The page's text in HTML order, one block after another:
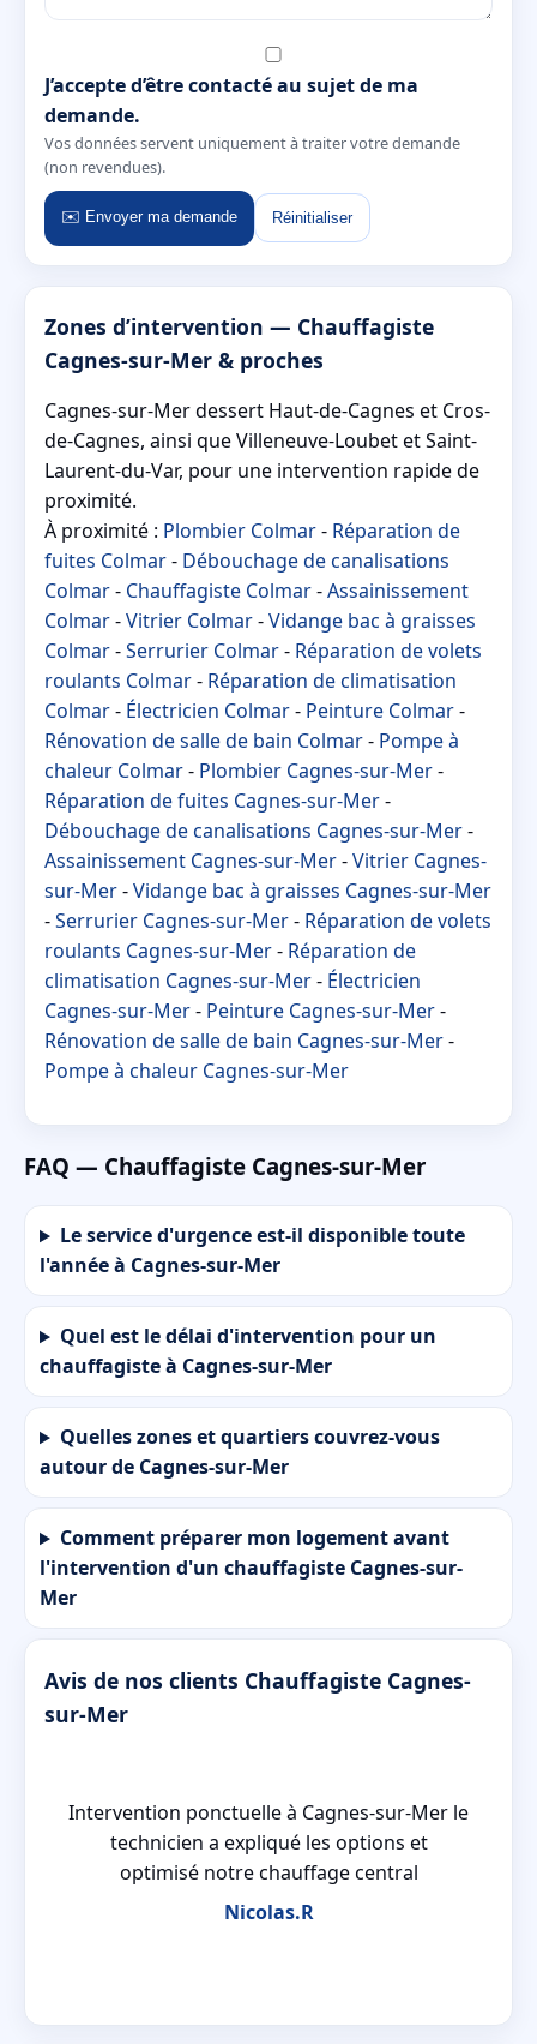
J’accepte d’être contacté au sujet de ma
demande.
Vos données servent uniquement à traiter votre demande
(non revendues).
✉️ Envoyer ma demande Réinitialiser
Zones d’intervention — Chauffagiste
Cagnes-sur-Mer & proches
Cagnes-sur-Mer dessert Haut-de-Cagnes et Cros-
de-Cagnes, ainsi que Villeneuve-Loubet et Saint-
Laurent-du-Var, pour une intervention rapide de
proximité.
À proximité : Plombier Colmar- Réparation de
fuites Colmar- Débouchage de canalisations
Colmar- Chauffagiste Colmar-Assainissement
Colmar-Vitrier Colmar-Vidange bac à graisses
Colmar-Serrurier Colmar- Réparation de volets
roulants Colmar- Réparation de climatisation
Colmar- Électricien Colmar- Peinture Colmar-
Rénovation de salle de bain Colmar- Pompe à
chaleur Colmar- Plombier Cagnes-sur-Mer-
Réparation de fuites Cagnes-sur-Mer-
Débouchage de canalisations Cagnes-sur-Mer-
Assainissement Cagnes-sur-Mer-Vitrier Cagnes-
sur-Mer-Vidange bac à graisses Cagnes-sur-Mer
-Serrurier Cagnes-sur-Mer- Réparation de volets
roulants Cagnes-sur-Mer- Réparation de
climatisation Cagnes-sur-Mer- Électricien
Cagnes-sur-Mer- Peinture Cagnes-sur-Mer-
Rénovation de salle de bain Cagnes-sur-Mer-
Pompe à chaleur Cagnes-sur-Mer
FAQ — Chauffagiste Cagnes-sur-Mer
Le service d'urgence est-il disponible toute
l'année à Cagnes-sur-Mer
Quel est le délai d'intervention pour un
chauffagiste à Cagnes-sur-Mer
Quelles zones et quartiers couvrez-vous
autour de Cagnes-sur-Mer
Comment préparer mon logement avant
l'intervention d'un chauffagiste Cagnes-sur-
Mer
Avis de nos clients Chauffagiste Cagnes-
sur-Mer
Intervention ponctuelle à Cagnes-sur-Mer le
technicien a expliqué les options et
optimisé notre chauffage central
Nicolas.R